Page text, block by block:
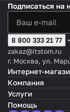
Подписаться на
8 800 333 21 77
zakaz@itstom.ru
г. Москва, ул.
Интернет-
Компания
Услуги
Помощь